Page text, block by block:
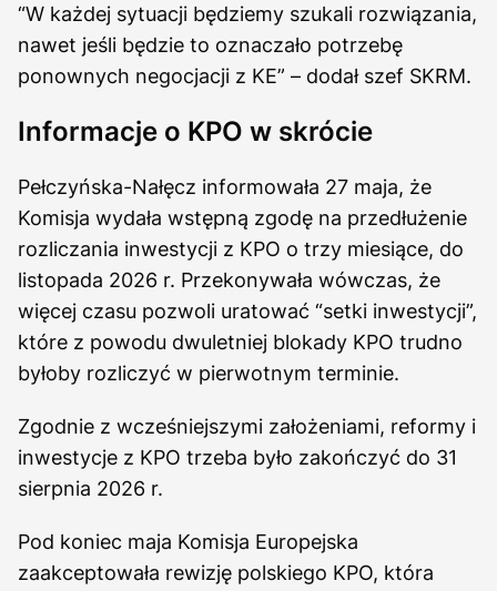
“W każdej sytuacji będziemy szukali rozwiązania,
nawet jeśli będzie to oznaczało potrzebę
ponownych negocjacji z KE” – dodał szef SKRM.
Informacje o KPO w skrócie
Pełczyńska-Nałęcz informowała 27 maja, że
Komisja wydała wstępną zgodę na przedłużenie
rozliczania inwestycji z KPO o trzy miesiące, do
listopada 2026 r. Przekonywała wówczas, że
więcej czasu pozwoli uratować “setki inwestycji”,
które z powodu dwuletniej blokady KPO trudno
byłoby rozliczyć w pierwotnym terminie.
Zgodnie z wcześniejszymi założeniami, reformy i
inwestycje z KPO trzeba było zakończyć do 31
sierpnia 2026 r.
Pod koniec maja Komisja Europejska
zaakceptowała rewizję polskiego KPO, która